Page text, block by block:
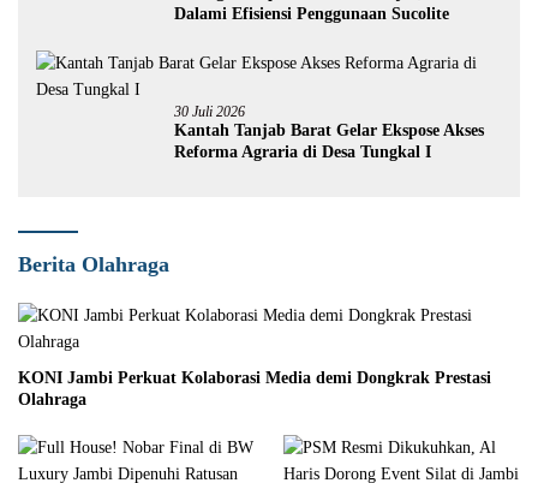
Dalami Efisiensi Penggunaan Sucolite
30 Juli 2026
Kantah Tanjab Barat Gelar Ekspose Akses
Reforma Agraria di Desa Tungkal I
Berita Olahraga
KONI Jambi Perkuat Kolaborasi Media demi Dongkrak Prestasi
Olahraga